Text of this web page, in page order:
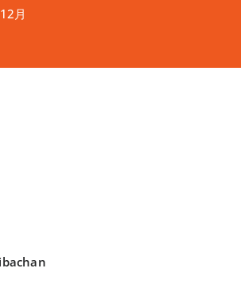
12月